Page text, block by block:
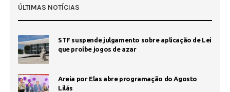
ÚLTIMAS NOTÍCIAS
STF suspende julgamento sobre aplicação de Lei
que proíbe jogos de azar
Areia por Elas abre programação do Agosto
Lilás